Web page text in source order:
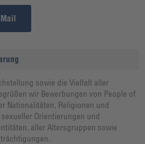
sowie die Vielfalt aller
wir Bewerbungen von People of
Nationalitäten, Religionen und
Orientierungen und
aller Altersgruppen sowie